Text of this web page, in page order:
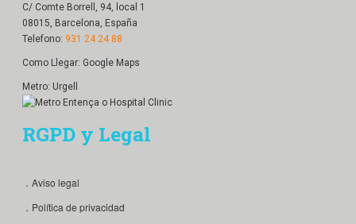
C/ Comte Borrell, 94, local 1
08015, Barcelona, España
Telefono: 931 24 24 88
Como Llegar: Google Maps
Metro: Urgell
RGPD y Legal
．Aviso legal
．Política de privacidad